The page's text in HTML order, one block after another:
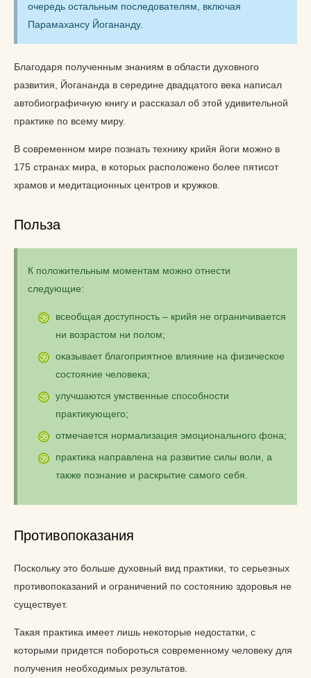
очередь остальным последователям, включая
Парамахансу Йогананду.
Благодаря полученным знаниям в области духовного
развития, Йогананда в середине двадцатого века написал
автобиографичную книгу и рассказал об этой удивительной
практике по всему миру.
В современном мире познать технику крийя йоги можно в
175 странах мира, в которых расположено более пятисот
храмов и медитационных центров и кружков.
Польза
К положительным моментам можно отнести
следующие:
всеобщая доступность – крийя не ограничивается
ни возрастом ни полом;
оказывает благоприятное влияние на физическое
состояние человека;
улучшаются умственные способности
практикующего;
отмечается нормализация эмоционального фона;
практика направлена на развитие силы воли, а
также познание и раскрытие самого себя.
Противопоказания
Поскольку это больше духовный вид практики, то серьезных
противопоказаний и ограничений по состоянию здоровья не
существует.
Такая практика имеет лишь некоторые недостатки, с
которыми придется побороться современному человеку для
получения необходимых результатов.